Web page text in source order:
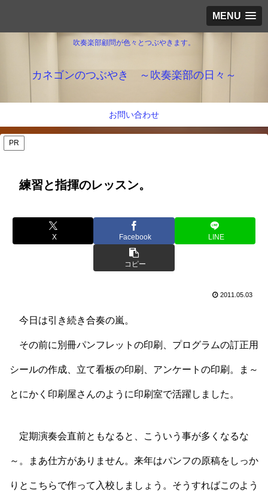
MENU
吹奏楽部顧問が色々とつぶやきます。
カネゴンのつぶやき ～吹奏楽部の日々～
お問い合わせ
PR
練習と指揮のレッスン。
X Facebook LINE
コピー
2011.05.03
今日は引き続き合奏の嵐。
その前に別冊パンフレットの印刷、プログラムの訂正用
シールの作成、立て看板の印刷、アンケートの印刷。ま～
とにかく印刷屋さんのように印刷室で活躍しました。
定期演奏会直前ともなると、こういう事が多くなるな
～。まあ仕方がありません。来年はパンフの原稿をしっか
りとこちらで作って入校しましょう。そうすればこのよう